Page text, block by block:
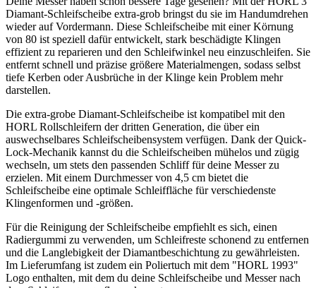
Diamant-Schleifscheibe extra-grob bringst du sie im Handumdrehen
wieder auf Vordermann. Diese Schleifscheibe mit einer Körnung
von 80 ist speziell dafür entwickelt, stark beschädigte Klingen
effizient zu reparieren und den Schleifwinkel neu einzuschleifen. Sie
entfernt schnell und präzise größere Materialmengen, sodass selbst
tiefe Kerben oder Ausbrüche in der Klinge kein Problem mehr
darstellen.
Die extra-grobe Diamant-Schleifscheibe ist kompatibel mit den
HORL Rollschleifern der dritten Generation, die über ein
auswechselbares Schleifscheibensystem verfügen. Dank der Quick-
Lock-Mechanik kannst du die Schleifscheiben mühelos und zügig
wechseln, um stets den passenden Schliff für deine Messer zu
erzielen. Mit einem Durchmesser von 4,5 cm bietet die
Schleifscheibe eine optimale Schleiffläche für verschiedenste
Klingenformen und -größen.
Für die Reinigung der Schleifscheibe empfiehlt es sich, einen
Radiergummi zu verwenden, um Schleifreste schonend zu entfernen
und die Langlebigkeit der Diamantbeschichtung zu gewährleisten.
Im Lieferumfang ist zudem ein Poliertuch mit dem "HORL 1993"
Logo enthalten, mit dem du deine Schleifscheibe und Messer nach